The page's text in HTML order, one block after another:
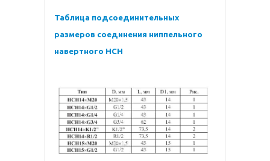
Таблица подсоединительных
размеров соединения ниппельного
навертного НСН